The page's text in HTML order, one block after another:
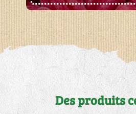
Des produits